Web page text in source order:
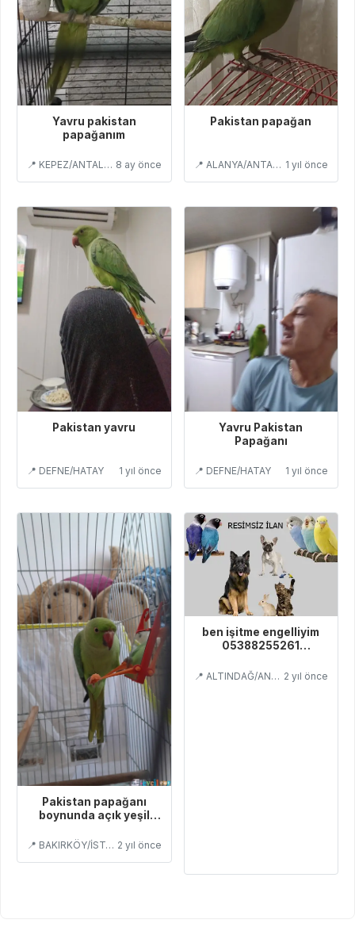
Yavru pakistan
papağanım
📍 KEPEZ/ANTALYA 8 ay önce
Pakistan papağan
📍 ALANYA/ANTALYA 1 yıl önce
Pakistan yavru
📍 DEFNE/HATAY 1 yıl önce
Yavru Pakistan
Papağanı
📍 DEFNE/HATAY 1 yıl önce
Pakistan papağanı
boynunda açık yeşil
birlikte veriyoruz
📍 BAKIRKÖY/İSTANBUL 2 yıl önce
ben işitme engelliyim
05388255261
📍 ALTINDAĞ/ANKARA 2 yıl önce